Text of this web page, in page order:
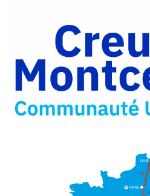
Facebook
Partager
Twitter
Partager
par
e-
mail